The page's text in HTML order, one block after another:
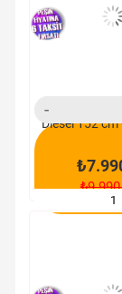
Diesel 152 cm
SEPETE
yeni
ürün